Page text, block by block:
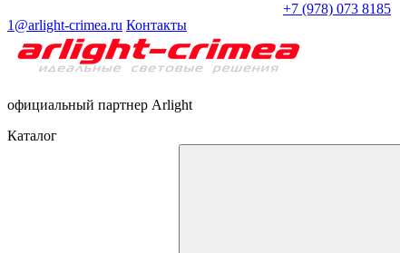
+7 (978) 073 8185
1@arlight-crimea.ru Контакты
официальный партнер Arlight
Каталог